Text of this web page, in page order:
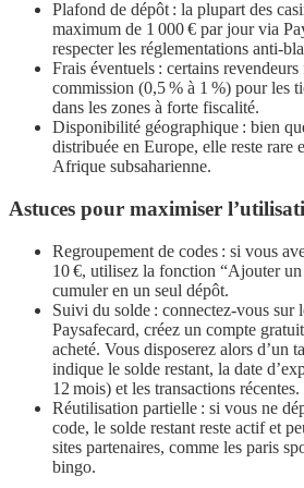
Plafond de dépôt : la plupart des
maximum de 1 000 € par jour via
respecter les réglementations
Frais éventuels : certains
commission (0,5 % à 1 %) pour les
dans les zones à forte fiscalité.
Disponibilité géographique : bien
distribuée en Europe, elle reste rare
Afrique subsaharienne.
Astuces pour maximiser
Regroupement de codes : si vous
10 €, utilisez la fonction “Ajouter
cumuler en un seul dépôt.
Suivi du solde : connectez‑vous
Paysafecard, créez un compte
acheté. Vous disposerez alors d’un
indique le solde restant, la date
12 mois) et les transactions récentes.
Réutilisation partielle : si vous ne
code, le solde restant reste actif et
sites partenaires, comme les paris
bingo.